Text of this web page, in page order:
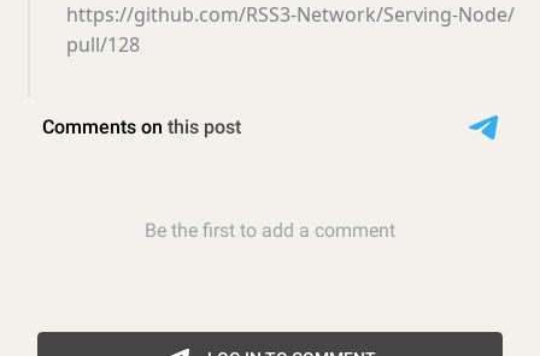
https://github.com/RSS3-Network/Serving-Node/
pull/128